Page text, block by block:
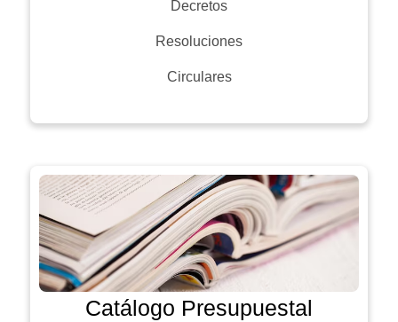
Decretos
Resoluciones
Circulares
Catálogo Presupuestal